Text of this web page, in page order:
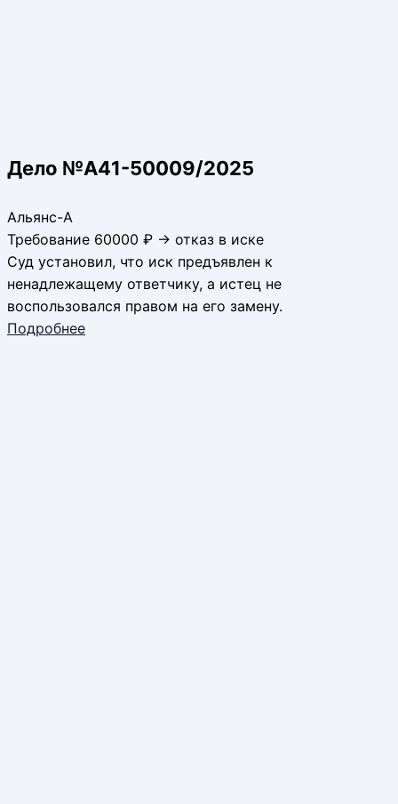
Дело №А41-50009/2025
Альянс-А
Требование 60000 ₽ → отказ в иске
Суд установил, что иск предъявлен к
ненадлежащему ответчику, а истец не
воспользовался правом на его замену.
Подробнее